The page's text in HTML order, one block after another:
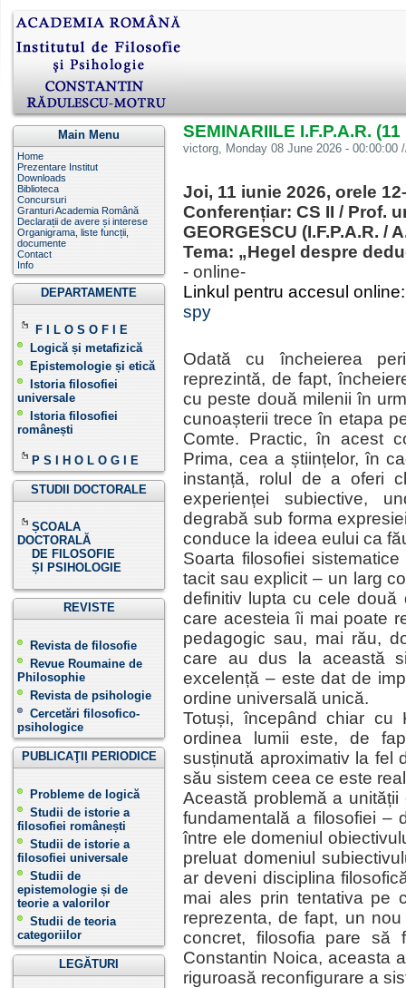
Main Menu
Home
Prezentare Institut
Downloads
Biblioteca
Concursuri
Granturi Academia Română
Declarații de avere și interese
Organigrama, liste funcții,
documente
Contact
Info
DEPARTAMENTE
F I L O S O F I E
Logică și metafizică
Epistemologie și etică
Istoria filosofiei
universale
Istoria filosofiei
românești
P S I H O L O G I E
STUDII DOCTORALE
ȘCOALA
DOCTORALĂ
DE FILOSOFIE
ȘI PSIHOLOGIE
REVISTE
Revista de filosofie
Revue Roumaine de
Philosophie
Revista de psihologie
Cercetări filosofico-
psihologice
PUBLICAŢII PERIODICE
Probleme de logică
Studii de istorie a
filosofiei românești
Studii de istorie a
filosofiei universale
Studii de
epistemologie și de
teorie a valorilor
Studii de teoria
categoriilor
LEGĂTURI
SEMINARIILE I.F.P.A.R.
victorg, Monday 08 June 2026 - 00:00:00
Joi, 11 iunie 2026 , orele
Conferențiar: CS II / Prof.
GEORGESCU (I.F.P.A.R. /
Tema: „Hegel despre
- online-
Linkul pentru accesul
spy
Odată cu încheierea
reprezintă, de fapt,
cu peste două milenii în
cunoașterii trece în etapa
Comte. Practic, în acest
Prima, cea a științelor, în
instanță, rolul de a oferi
experienței subiective,
degrabă sub forma
conduce la ideea eului ca
Soarta filosofiei
tacit sau explicit – un larg
definitiv lupta cu cele două
care acesteia îi mai poate
pedagogic sau, mai rău,
care au dus la această
excelență – este dat de
ordine universală unică.
Totuși, începând chiar cu
ordinea lumii este, de
susținută aproximativ la fel
său sistem ceea ce este
Această problemă a
fundamentală a filosofiei –
între ele domeniul
preluat domeniul
ar deveni disciplina
mai ales prin tentativa pe
reprezenta, de fapt, un
concret, filosofia pare să
Constantin Noica, aceasta
riguroasă reconfigurare a